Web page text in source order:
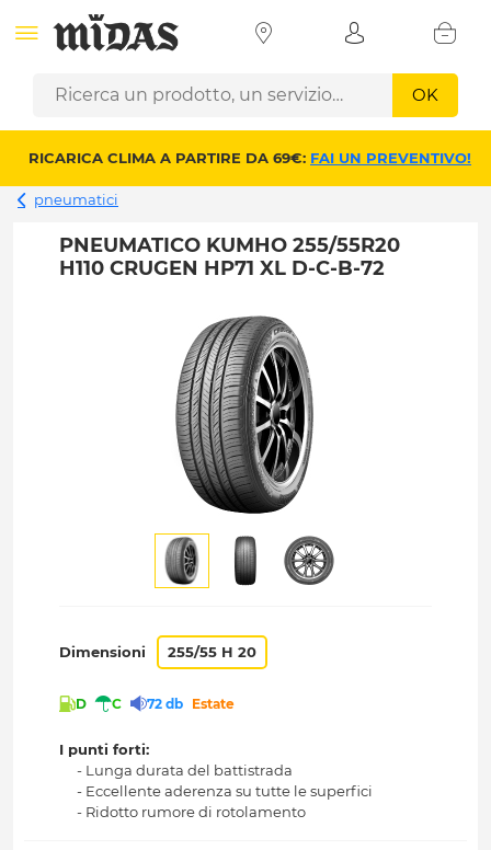
OK
RICARICA CLIMA A PARTIRE DA 69€: FAI UN PREVENTIVO!
pneumatici
PNEUMATICO KUMHO 255/55R20
H110 CRUGEN HP71 XL D-C-B-72
Dimensioni 255/55 H 20
D C 72 db Estate
I punti forti:
- Lunga durata del battistrada
- Eccellente aderenza su tutte le superfici
- Ridotto rumore di rotolamento